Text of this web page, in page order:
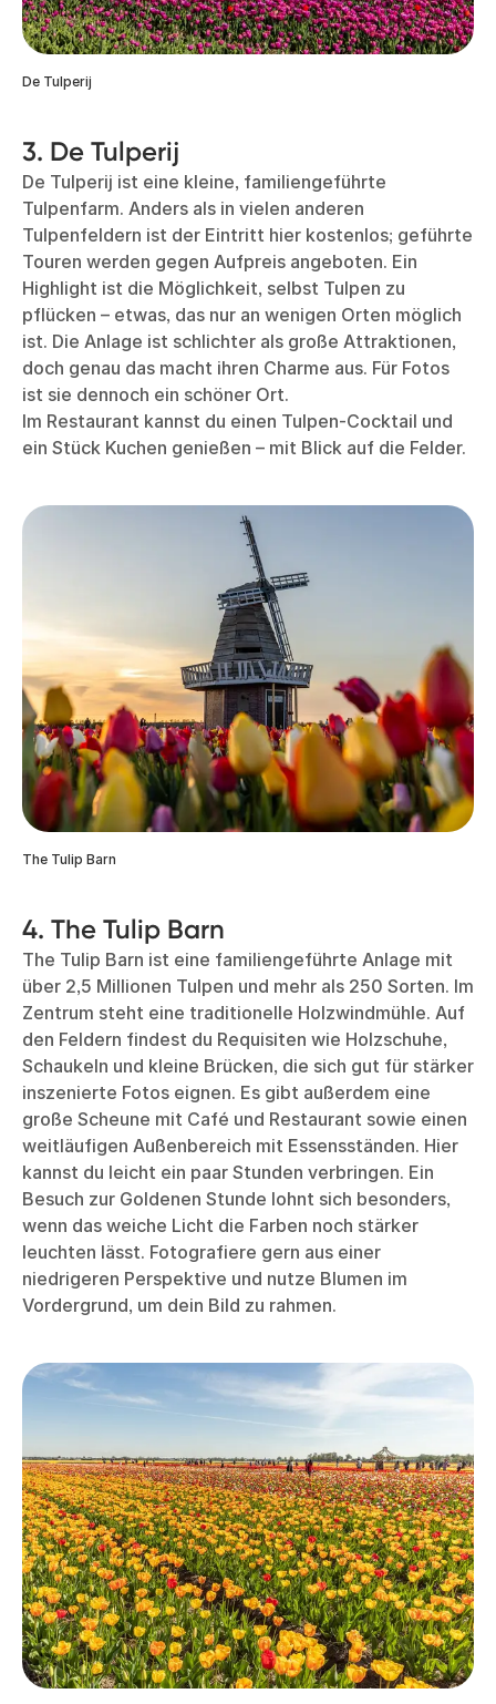
De Tulperij
3. De Tulperij
De Tulperij ist eine kleine, familiengeführte
Tulpenfarm. Anders als in vielen anderen
Tulpenfeldern ist der Eintritt hier kostenlos; geführte
Touren werden gegen Aufpreis angeboten. Ein
Highlight ist die Möglichkeit, selbst Tulpen zu
pflücken – etwas, das nur an wenigen Orten möglich
ist. Die Anlage ist schlichter als große Attraktionen,
doch genau das macht ihren Charme aus. Für Fotos
ist sie dennoch ein schöner Ort.
Im Restaurant kannst du einen Tulpen-Cocktail und
ein Stück Kuchen genießen – mit Blick auf die Felder.
The Tulip Barn
4. The Tulip Barn
The Tulip Barn ist eine familiengeführte Anlage mit
über 2,5 Millionen Tulpen und mehr als 250 Sorten. Im
Zentrum steht eine traditionelle Holzwindmühle. Auf
den Feldern findest du Requisiten wie Holzschuhe,
Schaukeln und kleine Brücken, die sich gut für stärker
inszenierte Fotos eignen. Es gibt außerdem eine
große Scheune mit Café und Restaurant sowie einen
weitläufigen Außenbereich mit Essensständen. Hier
kannst du leicht ein paar Stunden verbringen. Ein
Besuch zur Goldenen Stunde lohnt sich besonders,
wenn das weiche Licht die Farben noch stärker
leuchten lässt. Fotografiere gern aus einer
niedrigeren Perspektive und nutze Blumen im
Vordergrund, um dein Bild zu rahmen.